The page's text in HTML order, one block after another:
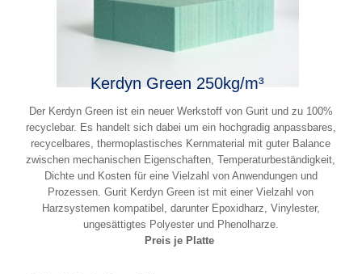
Kerdyn Green 250kg/m³
Der Kerdyn Green ist ein neuer Werkstoff von Gurit und zu 100%
recyclebar. Es handelt sich dabei um ein hochgradig anpassbares,
recycelbares, thermoplastisches Kernmaterial mit guter Balance
zwischen mechanischen Eigenschaften, Temperaturbeständigkeit,
Dichte und Kosten für eine Vielzahl von Anwendungen und
Prozessen. Gurit Kerdyn Green ist mit einer Vielzahl von
Harzsystemen kompatibel, darunter Epoxidharz, Vinylester,
ungesättigtes Polyester und Phenolharze.
Preis je Platte